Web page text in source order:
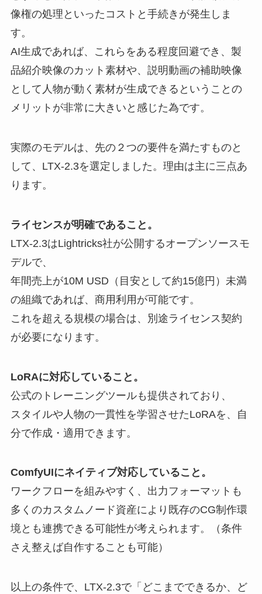
像権の処理といったコストと手続きが発生しま
す。
AI生成であれば、これらをある程度回避でき、製
品紹介映像のカット素材や、説明動画の補助映像
として人物が動く素材が生成できるということの
メリットが非常に大きいと感じた為です。
実際のモデルは、先の２つの要件を満たすものと
して、LTX-2.3を選定しました。理由は主に三点あ
ります。
ライセンスが明確であること。
LTX-2.3はLightricks社が公開するオープンソースモ
デルで、
年間売上が10M USD（目安として約15億円）未満
の組織であれば、商用利用が可能です。
これを超える規模の場合は、別途ライセンス契約
が必要になります。
LoRAに対応していること。
公式のトレーニングツールも提供されており、
スタイルや人物の一貫性を学習させたLoRAを、自
分で作成・適用できます。
ComfyUIにネイティブ対応していること。
ワークフローを組みやすく、出力フォーマットも
多くのカスタムノード資産により既存のCG制作環
境とも連携できる可能性が考えられます。（条件
さえ整えば自作することも可能）
以上の条件で、LTX-2.3で「どこまでできるか、ど